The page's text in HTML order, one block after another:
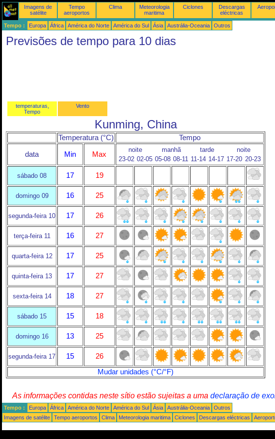
Imagens de
satélite
Tempo
aeroportos
Clima
Meteorologia
maritima
Ciclones
Descargas
eléctricas
Tempo : Europa África América do Norte América do Sul Ásia Austrália-Oceania Outros
Previsões de tempo para 10 dias
temperaturas,
Tempo
Vento
Kunming, China
Temperatura (°C) Tempo
data Min Max
noite manhã tarde
noite
23-02 02-05 05-08 08-11 11-14 14-17 17-20 20-23
sábado 08 17 19
domingo 09 16 25
segunda-feira 10 17 26
terça-feira 11 16 27
quarta-feira 12 17 25
quinta-feira 13 17 27
sexta-feira 14 18 27
sábado 15 15 18
domingo 16 13 25
segunda-feira 17 15
26
Mudar unidades (°C/°F)
As informações contidas neste sítio estão sujeitas a uma declaração de
Tempo : Europa África América do Norte América do Sul Ásia Austrália-Oceania
Outros
Imagens de satélite
Tempo aeroportos Clima Meteorologia maritima Ciclones Descargas eléctricas